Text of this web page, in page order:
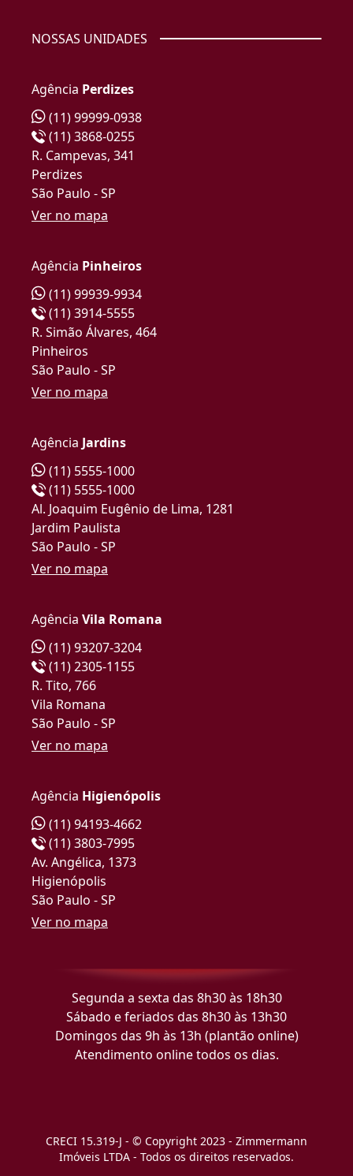
NOSSAS UNIDADES
Agência Perdizes
(11) 99999-0938
(11) 3868-0255
R. Campevas, 341
Perdizes
São Paulo - SP
Ver no mapa
Agência Pinheiros
(11) 99939-9934
(11) 3914-5555
R. Simão Álvares, 464
Pinheiros
São Paulo - SP
Ver no mapa
Agência Jardins
(11) 5555-1000
(11) 5555-1000
Al. Joaquim Eugênio de Lima, 1281
Jardim Paulista
São Paulo - SP
Ver no mapa
Agência Vila Romana
(11) 93207-3204
(11) 2305-1155
R. Tito, 766
Vila Romana
São Paulo - SP
Ver no mapa
Agência Higienópolis
(11) 94193-4662
(11) 3803-7995
Av. Angélica, 1373
Higienópolis
São Paulo - SP
Ver no mapa
Segunda a sexta das 8h30 às 18h30
Sábado e feriados das 8h30 às 13h30
Domingos das 9h às 13h (plantão online)
Atendimento online todos os dias.
CRECI 15.319-J - © Copyright 2023 - Zimmermann
Imóveis LTDA - Todos os direitos reservados.